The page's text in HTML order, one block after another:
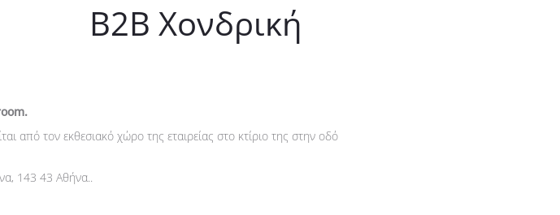
B2B Χονδρική
από τον εκθεσιακό χώρο της εταιρείας στο κτίριο της στην οδό
143 43 Αθήνα..